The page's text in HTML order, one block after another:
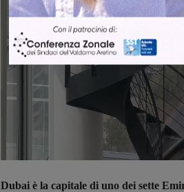
Dubai è la capitale di uno dei sette